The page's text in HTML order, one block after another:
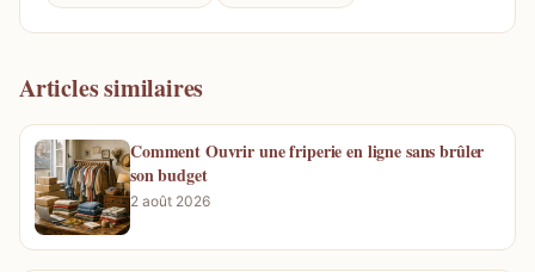
Articles similaires
Comment Ouvrir une friperie en ligne sans brûler
son budget
2 août 2026